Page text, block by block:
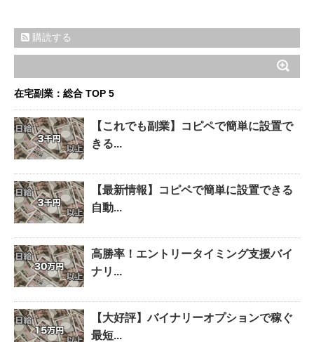
購読する
在宅副業：総合 TOP 5
【これでも副業】コピペで簡単に設置で
きる...
【最新情報】コピペで簡単に設置できる
自動...
高勝率！エントリータイミング支援バイ
ナリ...
【大好評】バイナリーオプションで稼ぐ
最短...